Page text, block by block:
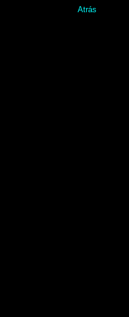
Atrás